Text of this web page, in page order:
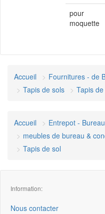
pour
moquette
Accueil Fournitures - de
Tapis de sols
Tapis de
Accueil
Entrepot -
meubles de bureau &
Tapis de sol
Information:
Nous contacter